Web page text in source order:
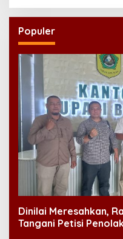
Populer
Dinilai Meresahkan,
Tangani Petisi